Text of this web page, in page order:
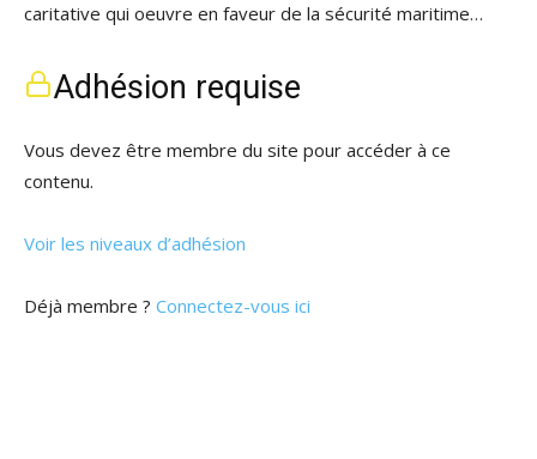
caritative qui oeuvre en faveur de la sécurité maritime…
Adhésion requise
Vous devez être membre du site pour accéder à ce
contenu.
Voir les niveaux d’adhésion
Déjà membre ? Connectez-vous ici